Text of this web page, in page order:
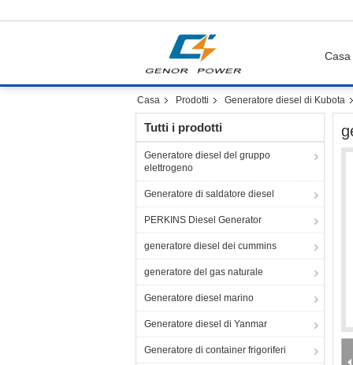
Casa
Casa Prodotti Generatore diesel di Kubota
Tutti i prodotti
Generatore diesel del gruppo
elettrogeno
Generatore di saldatore diesel
PERKINS Diesel Generator
generatore diesel dei cummins
generatore del gas naturale
Generatore diesel marino
Generatore diesel di Yanmar
Generatore di container frigoriferi